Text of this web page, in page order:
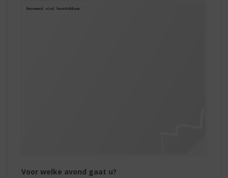
Voor welke avond gaat u?